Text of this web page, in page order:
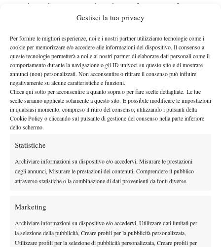
Gestisci la tua privacy
Per fornire le migliori esperienze, noi e i nostri partner utilizziamo tecnologie come i
cookie per memorizzare e/o accedere alle informazioni del dispositivo. Il consenso a
queste tecnologie permetterà a noi e ai nostri partner di elaborare dati personali come il
comportamento durante la navigazione o gli ID univoci su questo sito e di mostrare
annunci (non) personalizzati. Non acconsentire o ritirare il consenso può influire
negativamente su alcune caratteristiche e funzioni.
Clicca qui sotto per acconsentire a quanto sopra o per fare scelte dettagliate. Le tue
scelte saranno applicate solamente a questo sito. È possibile modificare le impostazioni
in qualsiasi momento, compreso il ritiro del consenso, utilizzando i pulsanti della
Cookie Policy o cliccando sul pulsante di gestione del consenso nella parte inferiore
dello schermo.
Statistiche
Archiviare informazioni su dispositivo e/o accedervi, Misurare le prestazioni
degli annunci, Misurare le prestazioni dei contenuti, Comprendere il pubblico
attraverso statistiche o la combinazione di dati provenienti da fonti diverse.
Marketing
Archiviare informazioni su dispositivo e/o accedervi, Utilizzare dati limitati per
la selezione della pubblicità, Creare profili per la pubblicità personalizzata,
Utilizzare profili per la selezione di pubblicità personalizzata, Creare profili per
sua irrequietezza, acquista in modo sorprendente una
freddezza quasi “borghiana”. Quello sguardo prima sprezzante
un po’ alla Lendl per intenderci. Tutto quello che gli ruota
intorno è studiato minuziosamente per dare la giusta tranquillità e
farlo rendere al meglio, con il solo focus sulla carriera e sulle
vittorie. Guai se alla mattina il borsone da gioco non è perfetto, o
se l’auto per l’allenamento arriva in ritardo. Alla sua onnipotenza
tecnica si aggiunge finalmente la testa del campione, la disciplina
necessaria a far esplodere le qualità devastanti del suo braccio. Si
costruisce routine vincenti grazie ad un team affiatato e
competente: dalla compagna Mirka fino a Pierre Paganini,
stato fondamentale per dotare il suo assistito della cilindrata
necessaria a farlo esprimere al meglio, incrementandone a
preservarlo dagli infortuni. L’incontro che ne segna la definitiva
tennis, è la finale 2003 di Wimbledon. Gioca un grande torneo e
al match per il titolo trova il potente ma lento Mark Philippoussis.